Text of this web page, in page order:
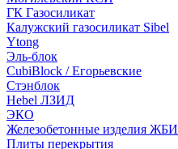
ГК Газосиликат
Калужский газосиликат Sibel
Ytong
Эль-блок
CubiBlock / Егорьевские
Стэнблок
Hebel ЛЗИД
ЭКО
Железобетонные изделия ЖБИ
Плиты перекрытия